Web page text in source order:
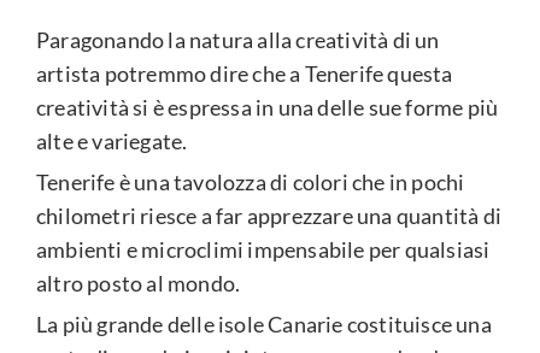
Paragonando la natura alla creatività di un
artista potremmo dire che a Tenerife questa
creatività si è espressa in una delle sue forme più
alte e variegate.
Tenerife è una tavolozza di colori che in pochi
chilometri riesce a far apprezzare una quantità di
ambienti e microclimi impensabile per qualsiasi
altro posto al mondo.
La più grande delle isole Canarie costituisce una